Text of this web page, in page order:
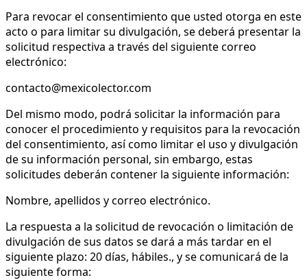
Para revocar el consentimiento que usted otorga en este
acto o para limitar su divulgación, se deberá presentar la
solicitud respectiva a través del siguiente correo
electrónico:
contacto@mexicolector.com
Del mismo modo, podrá solicitar la información para
conocer el procedimiento y requisitos para la revocación
del consentimiento, así como limitar el uso y divulgación
de su información personal, sin embargo, estas
solicitudes deberán contener la siguiente información:
Nombre, apellidos y correo electrónico.
La respuesta a la solicitud de revocación o limitación de
divulgación de sus datos se dará a más tardar en el
siguiente plazo: 20 días, hábiles., y se comunicará de la
siguiente forma: